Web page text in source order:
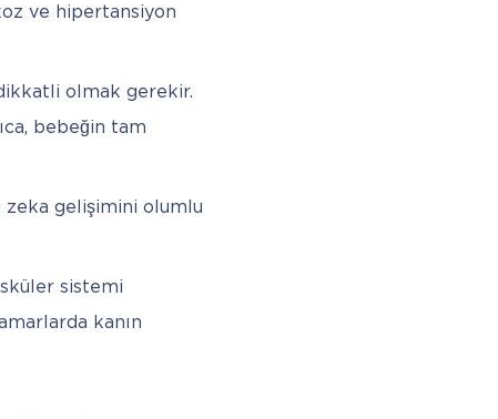
ve hipertansiyon
olmak gerekir.
bebeğin tam
zeka gelişimini olumlu
sistemi
kanın